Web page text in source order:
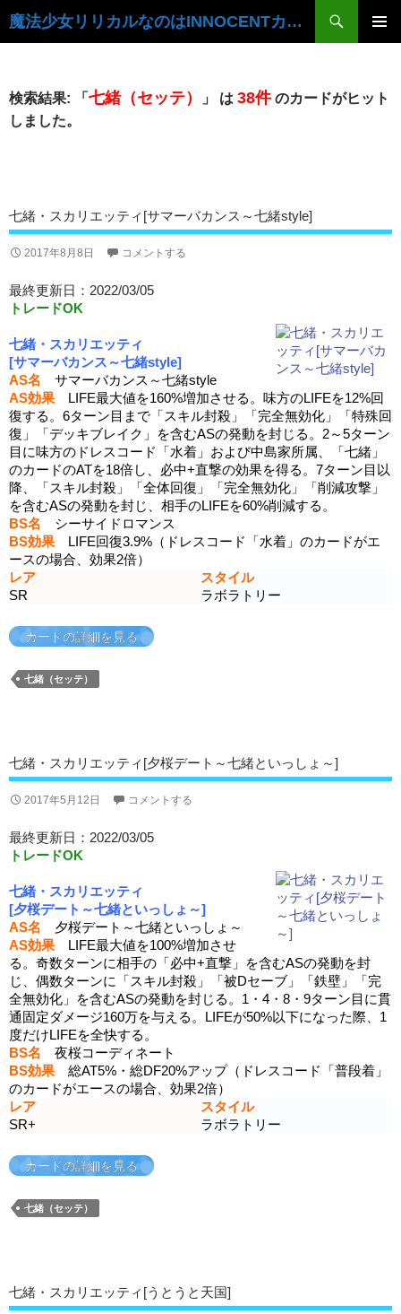
魔法少女リリカルなのはINNOCENTカードデータベース
検
索
イ
ン
へ
検索結果: 「 七緒（セッテ） 」 は 38件のカードがヒット
しました。
七緒・スカリエッティ[サマーバカンス～七緒style]
2017年8月8日 コメントする
最終更新日：2022/03/05
トレードOK
七緒・スカリエッティ
[サマーバカンス～七緒style]
AS名 サマーバカンス～七緒style
AS効果 LIFE最大値を160%増加させる。味方のLIFEを12%回
復する。6ターン目まで「スキル封殺」「完全無効化」「特殊回
復」「デッキブレイク」を含むASの発動を封じる。2～5ターン
目に味方のドレスコード「水着」および中島家所属、「七緒」
のカードのATを18倍し、必中+直撃の効果を得る。7ターン目以
降、「スキル封殺」「全体回復」「完全無効化」「削減攻撃」
を含むASの発動を封じ、相手のLIFEを60%削減する。
BS名 シーサイドロマンス
BS効果 LIFE回復3.9%（ドレスコード「水着」のカードがエ
ースの場合、効果2倍）
レア
スタイル
SR
ラボラトリー
カードの詳細を見る
七緒（セッテ）
七緒・スカリエッティ[夕桜デート～七緒といっしょ～]
2017年5月12日 コメントする
最終更新日：2022/03/05
トレードOK
七緒・スカリエッティ
[夕桜デート～七緒といっしょ～]
AS名 夕桜デート～七緒といっしょ～
AS効果 LIFE最大値を100%増加させ
る。奇数ターンに相手の「必中+直撃」を含むASの発動を封
じ、偶数ターンに「スキル封殺」「被Dセーブ」「鉄壁」「完
全無効化」を含むASの発動を封じる。1・4・8・9ターン目に貫
通固定ダメージ160万を与える。LIFEが50%以下になった際、1
度だけLIFEを全快する。
BS名 夜桜コーディネート
BS効果 総AT5%・総DF20%アップ（ドレスコード「普段着」
のカードがエースの場合、効果2倍）
レア
スタイル
SR+
ラボラトリー
カードの詳細を見る
七緒（セッテ）
七緒・スカリエッティ[うとうと天国]